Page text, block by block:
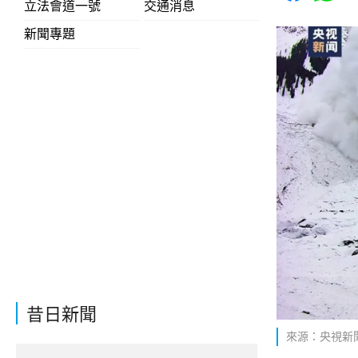
立法會道一號
交通消息
新聞專題
昔日新聞
來源：央視新